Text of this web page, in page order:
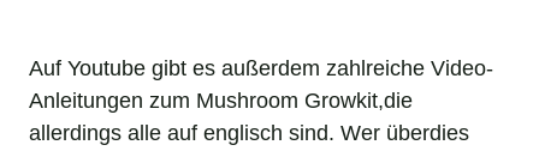
Auf Youtube gibt es außerdem zahlreiche Video-
Anleitungen zum Mushroom Growkit,die
allerdings alle auf englisch sind. Wer überdies